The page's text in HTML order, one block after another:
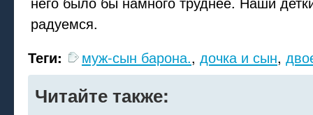
радуемся.
Теги:
муж-сын барона., дочка и сын,
Читайте также: